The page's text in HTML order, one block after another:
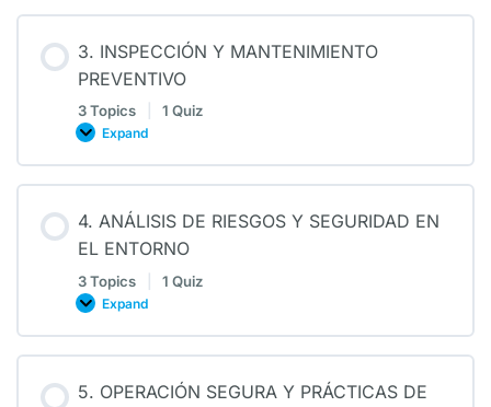
3. INSPECCIÓN Y MANTENIMIENTO
PREVENTIVO
3 Topics 1 Quiz
Expand
4. ANÁLISIS DE RIESGOS Y SEGURIDAD EN
EL ENTORNO
3 Topics 1 Quiz
Expand
5. OPERACIÓN SEGURA Y PRÁCTICAS DE